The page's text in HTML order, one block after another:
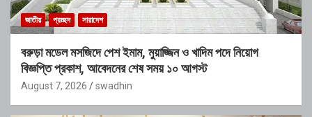
জাতীয় প্রচ্ছদ সারাদেশ
বরুড়া মডেল মসজিদে পেশ ইমাম, মুয়াজ্জিন ও খাদিম পদে নিয়োগ
বিজ্ঞপ্তি প্রকাশ, আবেদনের শেষ সময় ১০ আগস্ট
August 7, 2026 swadhin